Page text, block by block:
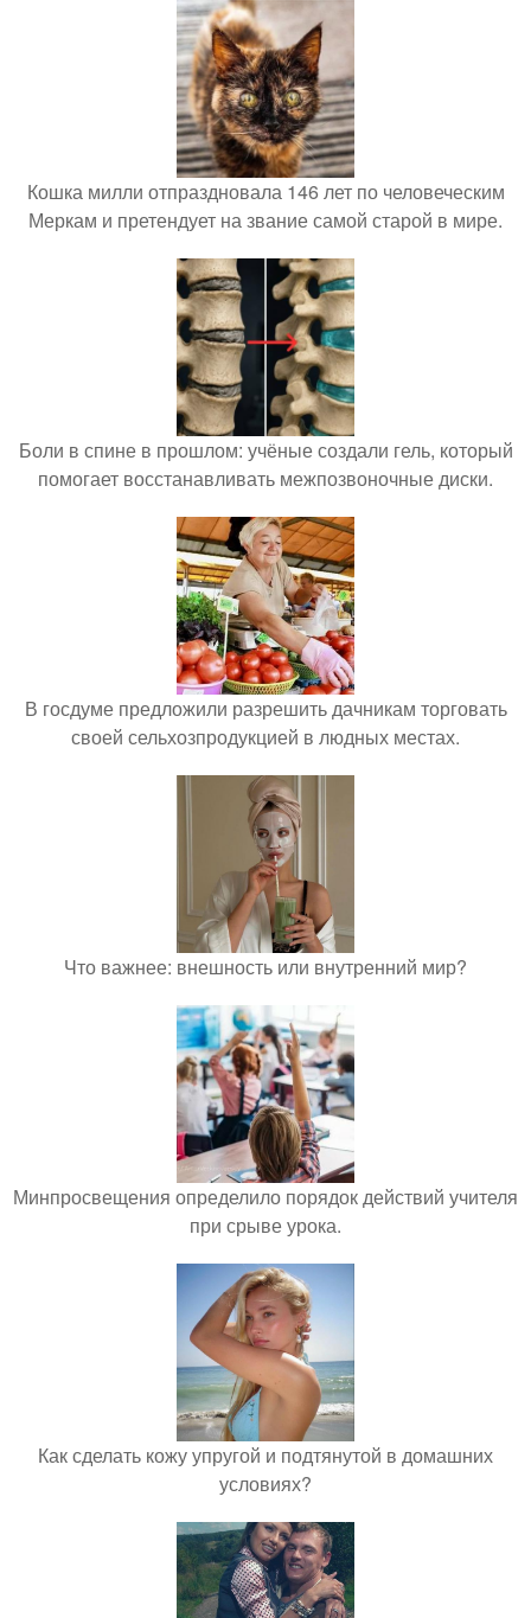
Кошка милли отпраздновала 146 лет по человеческим
Меркам и претендует на звание самой старой в мире.
Боли в спине в прошлом: учёные создали гель, который
помогает восстанавливать межпозвоночные диски.
В госдуме предложили разрешить дачникам торговать
своей сельхозпродукцией в людных местах.
Что важнее: внешность или внутренний мир?
Минпросвещения определило порядок действий учителя
при срыве урока.
Как сделать кожу упругой и подтянутой в домашних
условиях?